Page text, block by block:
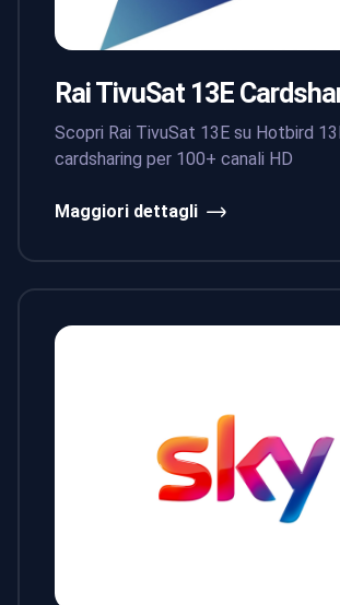
Rai TivuSat 13E
Scopri Rai TivuSat 13E su Hotbird
cardsharing per 100+ canali HD
Maggiori dettagli